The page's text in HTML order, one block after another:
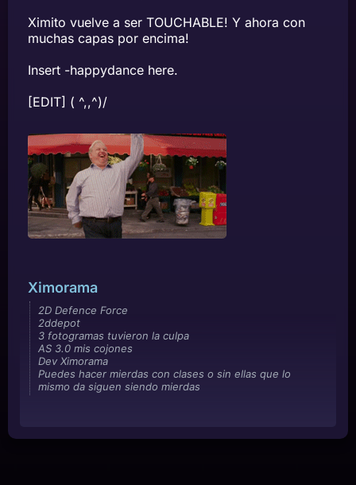
Ximito vuelve a ser TOUCHABLE! Y ahora con
muchas capas por encima!
Insert -happydance here.
[EDIT] ( ^,,^)/
Ximorama
2D Defence Force
2ddepot
3 fotogramas tuvieron la culpa
AS 3.0 mis cojones
Dev Ximorama
Puedes hacer mierdas con clases o sin ellas que lo
mismo da siguen siendo mierdas